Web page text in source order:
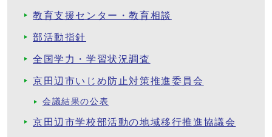
教育支援センター・教育相談
部活動指針
全国学力・学習状況調査
京田辺市いじめ防止対策推進委員会
会議結果の公表
京田辺市学校部活動の地域移行推進協議会